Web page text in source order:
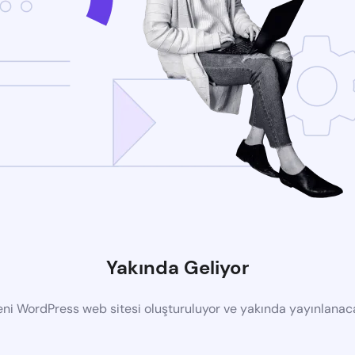
Yakında Geliyor
WordPress web sitesi oluşturuluyor ve yakında